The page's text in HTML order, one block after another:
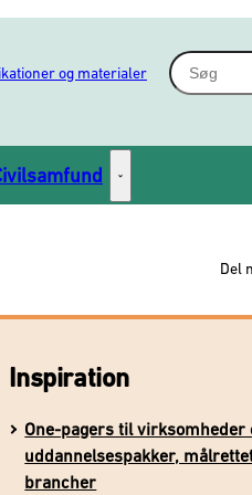
og materialer Søg -
Civilsamfund - Flere
Del
Inspiration
One-pagers til virksomheder
uddannelsespakker,
brancher